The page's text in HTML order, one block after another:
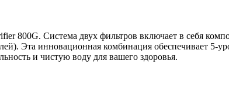
800G. Система двух фильтров включает в себя
Эта инновационная комбинация обеспечивает 5-
и чистую воду для вашего здоровья.